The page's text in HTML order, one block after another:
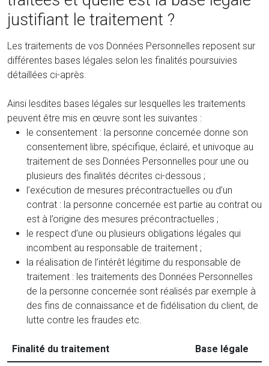
justifiant le traitement ?
Les traitements de vos Données Personnelles reposent sur
différentes bases légales selon les finalités poursuivies
détaillées ci-après.
Ainsi lesdites bases légales sur lesquelles les traitements
peuvent être mis en œuvre sont les suivantes :
le consentement : la personne concernée donne son
consentement libre, spécifique, éclairé, et univoque au
traitement de ses Données Personnelles pour une ou
plusieurs des finalités décrites ci-dessous ;
l’exécution de mesures précontractuelles ou d’un
contrat : la personne concernée est partie au contrat ou
est à l’origine des mesures précontractuelles ;
le respect d’une ou plusieurs obligations légales qui
incombent au responsable de traitement ;
la réalisation de l’intérêt légitime du responsable de
traitement : les traitements des Données Personnelles
de la personne concernée sont réalisés par exemple à
des fins de connaissance et de fidélisation du client, de
lutte contre les fraudes etc.
Finalité du traitement Base légale